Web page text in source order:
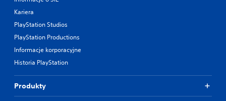
Kariera
PlayStation Studios
PlayStation Productions
Informacje korporacyjne
Historia PlayStation
Produkty